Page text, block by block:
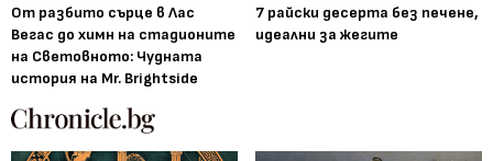
От разбито сърце в Лас
Вегас до химн на стадионите
на Световното: Чудната
история на Mr. Brightside
7 райски десерта без печене,
идеални за жегите